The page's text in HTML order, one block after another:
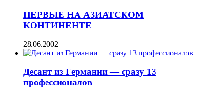
ПЕРВЫЕ НА АЗИАТСКОМ
КОНТИНЕНТЕ
28.06.2002
Десант из Германии — сразу 13
профессионалов